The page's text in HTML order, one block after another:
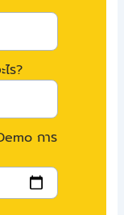
ร?
การ